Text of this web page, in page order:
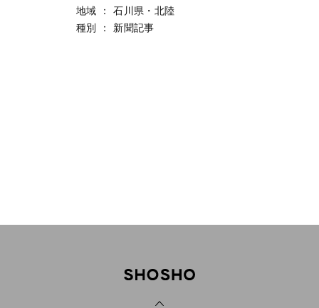
地域
：
石川県・北陸
種別
： 新聞記事